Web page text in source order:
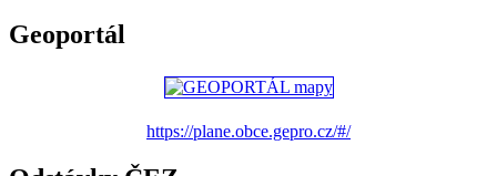
Geoportál
https://plane.obce.gepro.cz/#/